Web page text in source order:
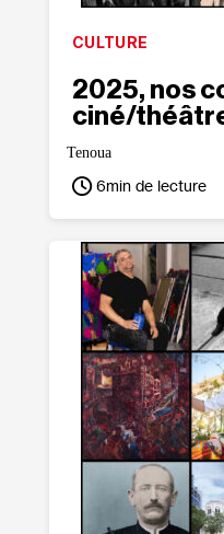
CULTURE
2025, nos
ciné/​
Tenoua
6min de lecture